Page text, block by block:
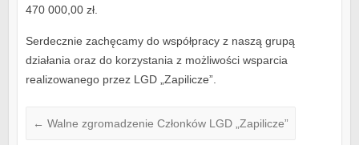
470 000,00 zł.
Serdecznie zachęcamy do współpracy z naszą grupą
działania oraz do korzystania z możliwości wsparcia
realizowanego przez LGD „Zapilicze”.
← Walne zgromadzenie Członków LGD „Zapilicze”